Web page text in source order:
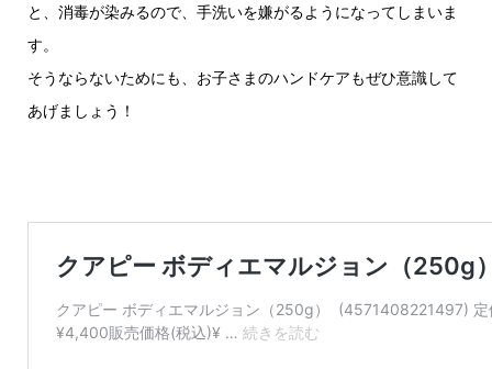
と、消毒が染みるので、手洗いを嫌がるようになってしまいま
す。
そうならないためにも、お子さまのハンドケアもぜひ意識して
あげましょう！